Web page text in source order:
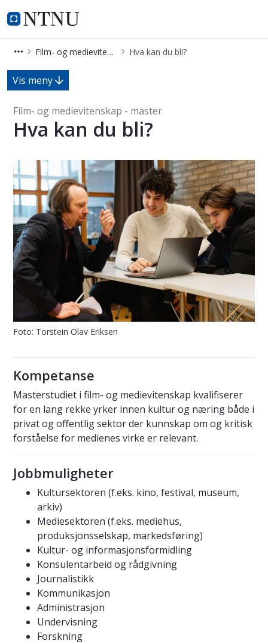
NTNU Hjemmeside
Film- og medievitenskap - master
Film- og medievitenskap - master Hva kan du bli?
Hva kan du bli? - Film- og
Vis meny
Film- og medievitenskap - master
Hva kan du bli?
Foto: Torstein Olav Eriksen
Kompetanse
Masterstudiet i film- og medievitenskap kvalifiserer
for en lang rekke yrker innen kultur og næring både i
privat og offentlig sektor der kunnskap om og kritisk
forståelse for medienes virke er relevant.
Jobbmuligheter
Kultursektoren (f.eks. kino, festival, museum,
arkiv)
Mediesektoren (f.eks. mediehus,
produksjonsselskap, markedsføring)
Kultur- og informasjonsformidling
Konsulentarbeid og rådgivning
Journalistikk
Kommunikasjon
Administrasjon
Undervisning
Forskning